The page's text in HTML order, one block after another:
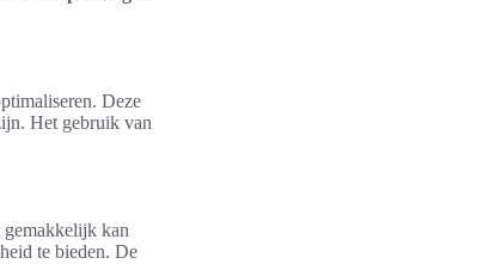
Deze
Het gebruik van
gemakkelijk kan
te bieden. De